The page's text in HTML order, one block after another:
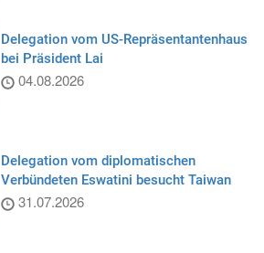
Delegation vom US-Repräsentantenhaus
bei Präsident Lai
04.08.2026
Delegation vom diplomatischen
Verbündeten Eswatini besucht Taiwan
31.07.2026